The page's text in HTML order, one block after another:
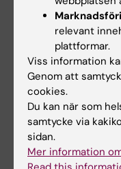
verksamhet
För
visa förmåga
utbildningen
hänsyn till
samhälleliga
relevant
plattformar.
Viss information
Genom att
cookies.
Du kan när som
samtycke via
sidan.
Mer information